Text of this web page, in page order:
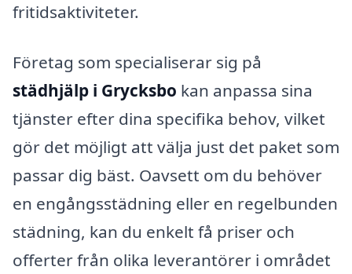
fritidsaktiviteter.
Företag som specialiserar sig på
städhjälp i Grycksbo kan anpassa sina
tjänster efter dina specifika behov, vilket
gör det möjligt att välja just det paket som
passar dig bäst. Oavsett om du behöver
en engångsstädning eller en regelbunden
städning, kan du enkelt få priser och
offerter från olika leverantörer i området